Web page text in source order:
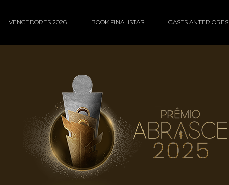
VENCEDORES 2026 BOOK FINALISTAS CASES ANTERIORES